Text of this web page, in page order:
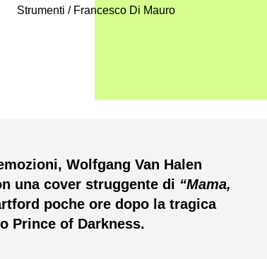
Strumenti / Francesco Di Mauro
Wolfgang Van Halen
una cover struggente di “Mama,
poche ore dopo la tragica
Prince of Darkness.